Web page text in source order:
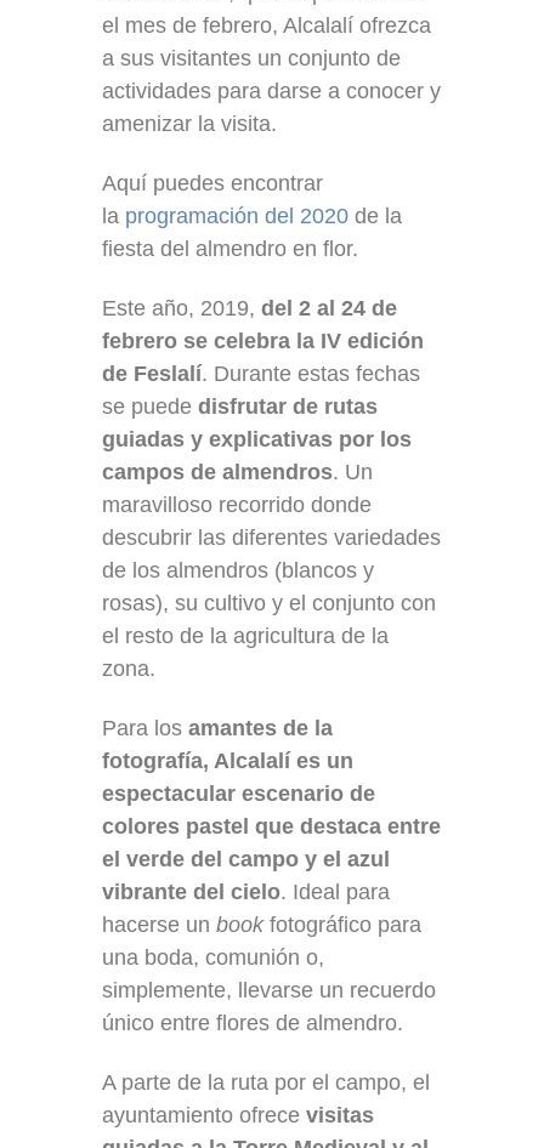
el mes de febrero, Alcalalí ofrezca
a sus visitantes un conjunto de
actividades para darse a conocer y
amenizar la visita.
Aquí puedes encontrar
la programación del 2020 de la
fiesta del almendro en flor.
Este año, 2019, del 2 al 24 de
febrero se celebra la IV edición
de Feslalí. Durante estas fechas
se puede disfrutar de rutas
guiadas y explicativas por los
campos de almendros. Un
maravilloso recorrido donde
descubrir las diferentes variedades
de los almendros (blancos y
rosas), su cultivo y el conjunto con
el resto de la agricultura de la
zona.
Para los amantes de la
fotografía, Alcalalí es un
espectacular escenario de
colores pastel que destaca entre
el verde del campo y el azul
vibrante del cielo. Ideal para
hacerse un bookfotográfico para
una boda, comunión o,
simplemente, llevarse un recuerdo
único entre flores de almendro.
A parte de la ruta por el campo, el
ayuntamiento ofrece visitas